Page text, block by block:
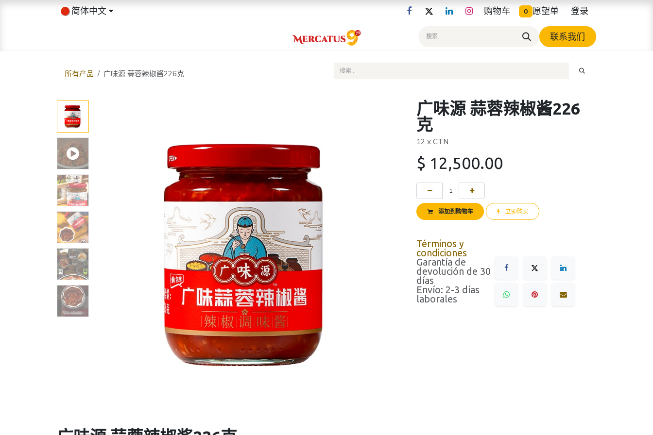
简体中文 购物车 0 愿望单 登录
联系我们
所有产品 广味源 蒜蓉辣椒酱226克
广味源 蒜蓉辣椒酱226
克
12 x CTN
$ 12,500.00
添加到购物车 立即购买
Términos y
condiciones
Garantía de
devolución de 30
días
Envío: 2-3 días
laborales